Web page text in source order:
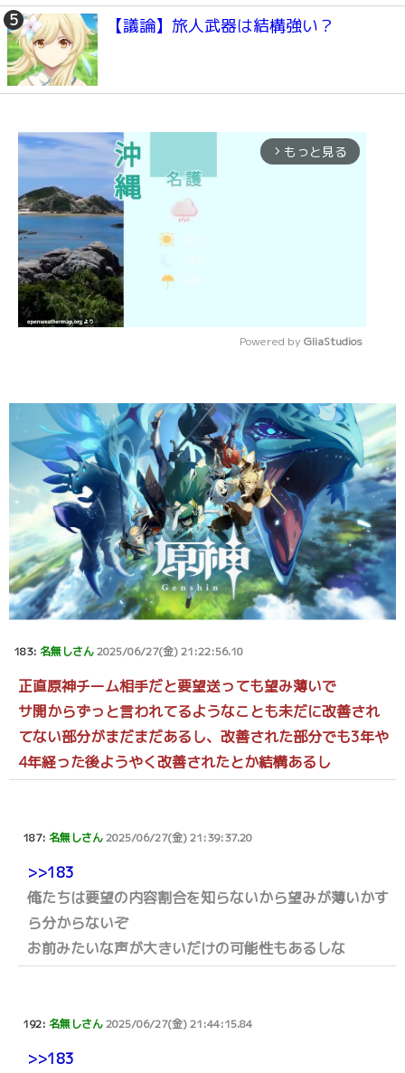
【議論】旅人武器は結構強い？
arrow_forward_ios もっと見る
Powered by GliaStudios
183: 名無しさん2025/06/27(金) 21:22:56.10
正直原神チーム相手だと要望送っても望み薄いで
サ開からずっと言われてるようなことも未だに改善され
てない部分がまだまだあるし、改善された部分でも3年や
4年経った後ようやく改善されたとか結構あるし
187: 名無しさん2025/06/27(金) 21:39:37.20
>>183
俺たちは要望の内容割合を知らないから望みが薄いかす
ら分からないぞ
お前みたいな声が大きいだけの可能性もあるしな
192: 名無しさん2025/06/27(金) 21:44:15.84
>>183